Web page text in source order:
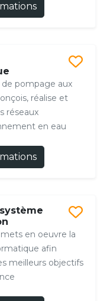
pompage aux
réalise et
réseaux
en eau
en oeuvre la
afin
meilleurs objectifs